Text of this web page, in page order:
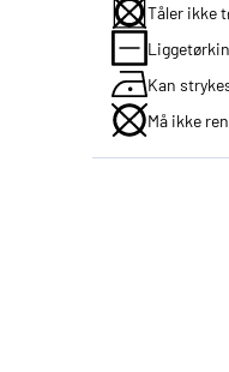
Tåler ikke
Kan
Må ikke